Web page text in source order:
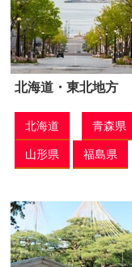
北海道・東北地方
北海道 青森県
山形県
福島県